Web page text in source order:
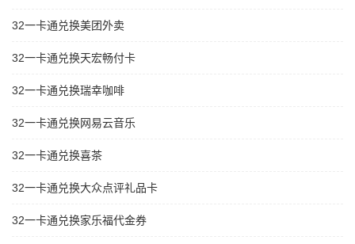
32一卡通兑换美团外卖
32一卡通兑换天宏畅付卡
32一卡通兑换瑞幸咖啡
32一卡通兑换网易云音乐
32一卡通兑换喜茶
32一卡通兑换大众点评礼品卡
32一卡通兑换家乐福代金券